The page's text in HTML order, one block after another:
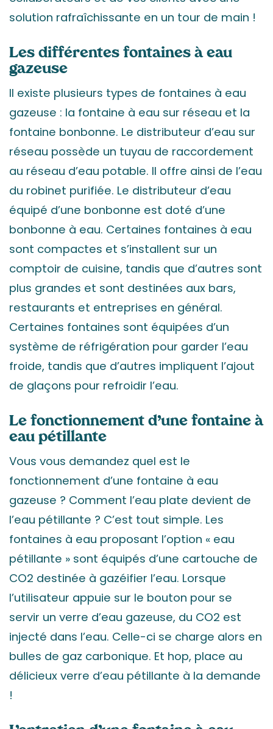
solution rafraîchissante en un tour de main !
Les différentes fontaines à eau
gazeuse
Il existe plusieurs types de fontaines à eau
gazeuse : la fontaine à eau sur réseau et la
fontaine bonbonne. Le distributeur d’eau sur
réseau possède un tuyau de raccordement
au réseau d’eau potable. Il offre ainsi de l’eau
du robinet purifiée. Le distributeur d’eau
équipé d’une bonbonne est doté d’une
bonbonne à eau. Certaines fontaines à eau
sont compactes et s’installent sur un
comptoir de cuisine, tandis que d’autres sont
plus grandes et sont destinées aux bars,
restaurants et entreprises en général.
Certaines fontaines sont équipées d’un
système de réfrigération pour garder l’eau
froide, tandis que d’autres impliquent l’ajout
de glaçons pour refroidir l’eau.
Le fonctionnement d’une fontaine à
eau pétillante
Vous vous demandez quel est le
fonctionnement d’une fontaine à eau
gazeuse ? Comment l’eau plate devient de
l’eau pétillante ? C’est tout simple. Les
fontaines à eau proposant l’option « eau
pétillante » sont équipés d’une cartouche de
CO2 destinée à gazéifier l’eau. Lorsque
l’utilisateur appuie sur le bouton pour se
servir un verre d’eau gazeuse, du CO2 est
injecté dans l’eau. Celle-ci se charge alors en
bulles de gaz carbonique. Et hop, place au
délicieux verre d’eau pétillante à la demande
!